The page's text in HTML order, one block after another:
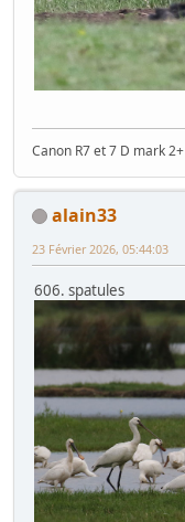
Canon R7 et 7 D mark
alain33
23 Février 2026, 05:44:03
606. spatules